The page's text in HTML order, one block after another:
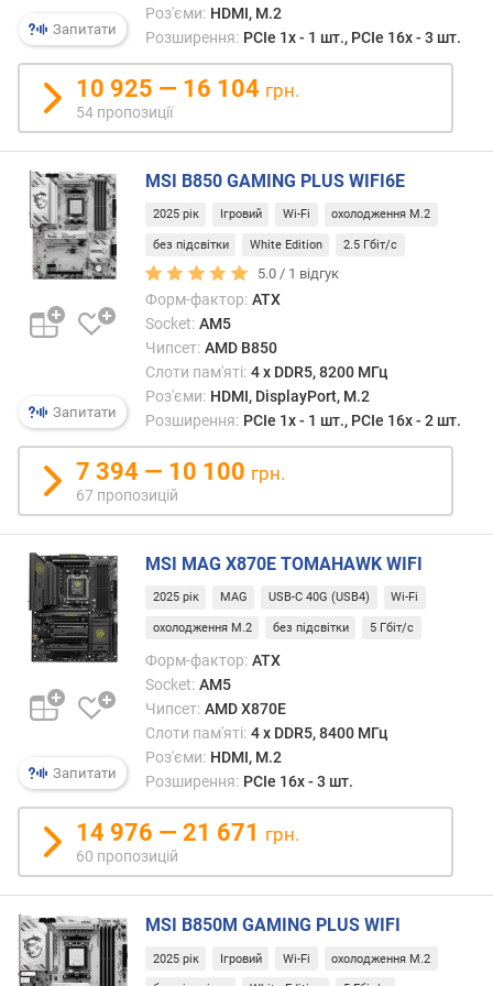
о
ю
о
а
н
н
я
з
а
ь
к
і
с
т
ю
п
р
о
п
о
и
ц
й
ф
а
з
и
в
л
Запитати
Роз'єми: HDMI, M.2
Розширення: PCIe 1x - 1 шт., PCIe 16x - 3 шт.
10 925 — 16 104 грн.
54 пропозиції
Запитати
MSI B850 GAMING PLUS WIFI6E
2025 рік Ігровий Wi-Fi охолодження M.2
без підсвітки White Edition 2.5 Гбіт/с
5.0 / 1 відгук
Форм-фактор: ATX
Socket: AM5
Чипсет: AMD B850
Слоти пам'яті: 4 х DDR5, 8200 МГц
Роз'єми: HDMI, DisplayPort, M.2
Розширення: PCIe 1x - 1 шт., PCIe 16x - 2 шт.
7 394 — 10 100 грн.
67 пропозицій
Запитати
MSI MAG X870E TOMAHAWK WIFI
2025 рік MAG USB-C 40G (USB4) Wi-Fi
охолодження M.2 без підсвітки 5 Гбіт/с
Форм-фактор: ATX
Socket: AM5
Чипсет: AMD X870E
Слоти пам'яті: 4 х DDR5, 8400 МГц
Роз'єми: HDMI, M.2
Розширення: PCIe 16x - 3 шт.
14 976 — 21 671 грн.
60 пропозицій
MSI B850M GAMING PLUS WIFI
2025 рік Ігровий Wi-Fi охолодження M.2